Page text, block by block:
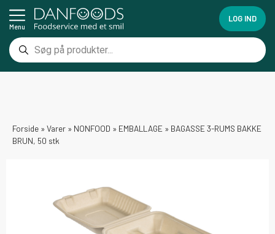
Menu
LOG IND
Forside » Varer » NONFOOD » EMBALLAGE » BAGASSE 3-RUMS BAKKE
BRUN, 50 stk